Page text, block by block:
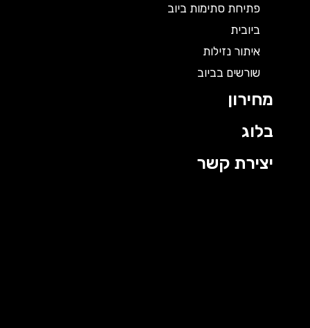
פתיחת סתימות ביוב
ביובית
איתור נזילות
שורשים בביוב
מחירון
בלוג
יצירת קשר